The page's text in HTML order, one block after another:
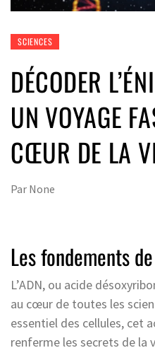
SCIENCES
DÉCODER
UN VOYAGE
CŒUR DE LA
Par None
Les fondements de
L’ADN, ou acide
au cœur de toutes les
essentiel des cellules, cet
renferme les secrets de la